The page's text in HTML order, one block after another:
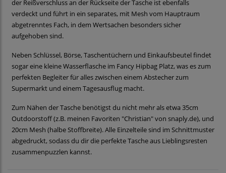
der Reißverschluss an der Rückseite der Tasche ist ebenfalls
verdeckt und führt in ein separates, mit Mesh vom Hauptraum
abgetrenntes Fach, in dem Wertsachen besonders sicher
aufgehoben sind.
Neben Schlüssel, Börse, Taschentüchern und Einkaufsbeutel findet
sogar eine kleine Wasserflasche im Fancy Hipbag Platz, was es zum
perfekten Begleiter für alles zwischen einem Abstecher zum
Supermarkt und einem Tagesausflug macht.
Zum Nähen der Tasche benötigst du nicht mehr als etwa 35cm
Outdoorstoff (z.B. meinen Favoriten "Christian" von snaply.de), und
20cm Mesh (halbe Stoffbreite). Alle Einzelteile sind im Schnittmuster
abgedruckt, sodass du dir die perfekte Tasche aus Lieblingsresten
zusammenpuzzlen kannst.